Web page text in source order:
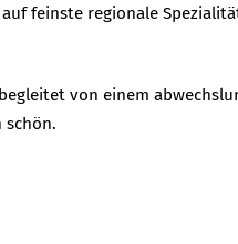
feinste regionale
von einem
schön.